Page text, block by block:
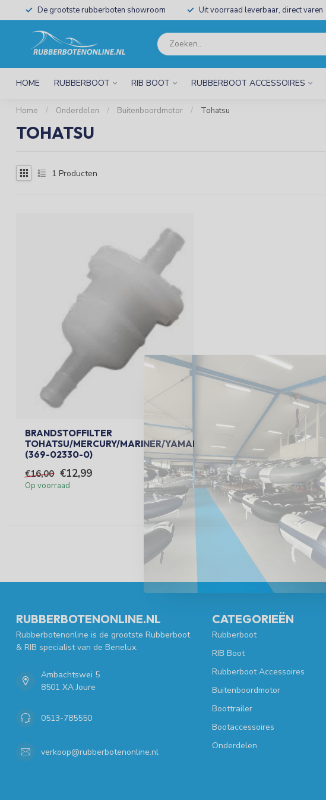
De grootste rubberboten showroom Uit voorraad leverbaar, direct varen
HOME RUBBERBOOT RIB BOOT RUBBERBOOT ACCESSOIRES
Home / Onderdelen / Buitenboordmotor / Tohatsu
TOHATSU
1 Producten
BRANDSTOFFILTER
TOHATSU/MERCURY/MARINER/YAMAHA/SUZUKI
(369-02330-0)
€16,00 €12,99
Op voorraad
RUBBERBOTENONLINE.NL
Rubberbotenonline is de grootste Rubberboot
& RIB specialist van de Benelux.
Ambachtswei 5
8501 XA Joure
0513-785550
verkoop@rubberbotenonline.nl
CATEGORIEËN
Rubberboot
RIB Boot
Rubberboot Accessoires
Buitenboordmotor
Boottrailer
Bootaccessoires
Onderdelen